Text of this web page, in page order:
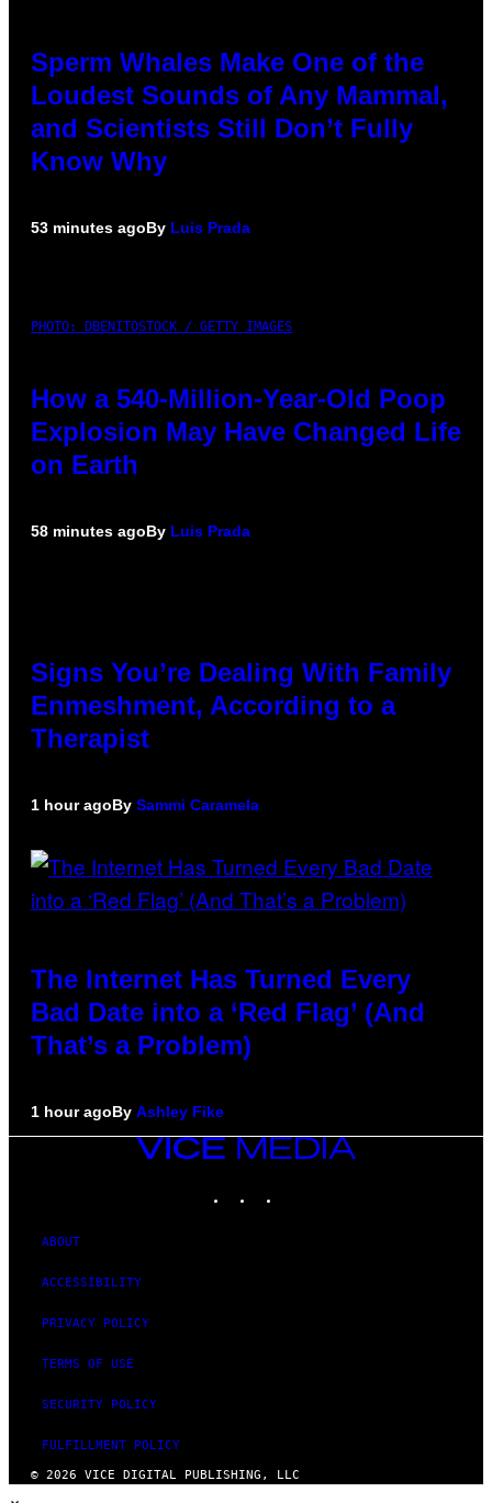
Sperm Whales Make One of the
Loudest Sounds of Any Mammal,
and Scientists Still Don’t Fully
Know Why
53 minutes agoBy Luis Prada
PHOTO: DBENITOSTOCK / GETTY IMAGES
How a 540-Million-Year-Old Poop
Explosion May Have Changed Life
on Earth
58 minutes agoBy Luis Prada
Signs You’re Dealing With Family
Enmeshment, According to a
Therapist
1 hour agoBy Sammi Caramela
The Internet Has Turned Every
Bad Date into a ‘Red Flag’ (And
That’s a Problem)
1 hour agoBy Ashley Fike
VICE
ABOUT
ACCESSIBILITY
PRIVACY POLICY
TERMS OF USE
SECURITY POLICY
FULFILLMENT POLICY
© 2026 VICE DIGITAL PUBLISHING, LLC